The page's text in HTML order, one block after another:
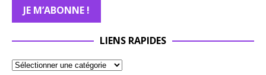
LIENS RAPIDES